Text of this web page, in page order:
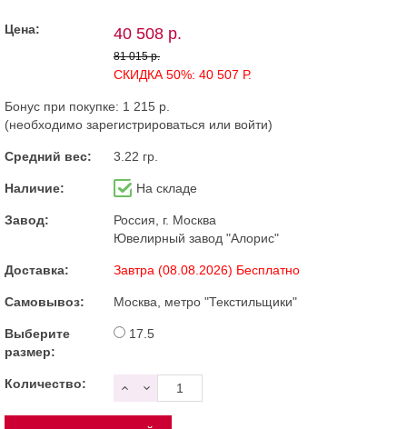
Цена: 40 508 р.
81 015 р.
СКИДКА 50%: 40 507 Р.
Бонус при покупке: 1 215 р.
(необходимо зарегистрироваться или войти)
Средний вес: 3.22 гр.
Наличие: На складе
Завод:
Россия, г. Москва
Ювелирный завод "Алорис"
Доставка: Завтра (08.08.2026) Бесплатно
Самовывоз: Москва, метро "Текстильщики"
Выберите
размер:
17.5
Количество: